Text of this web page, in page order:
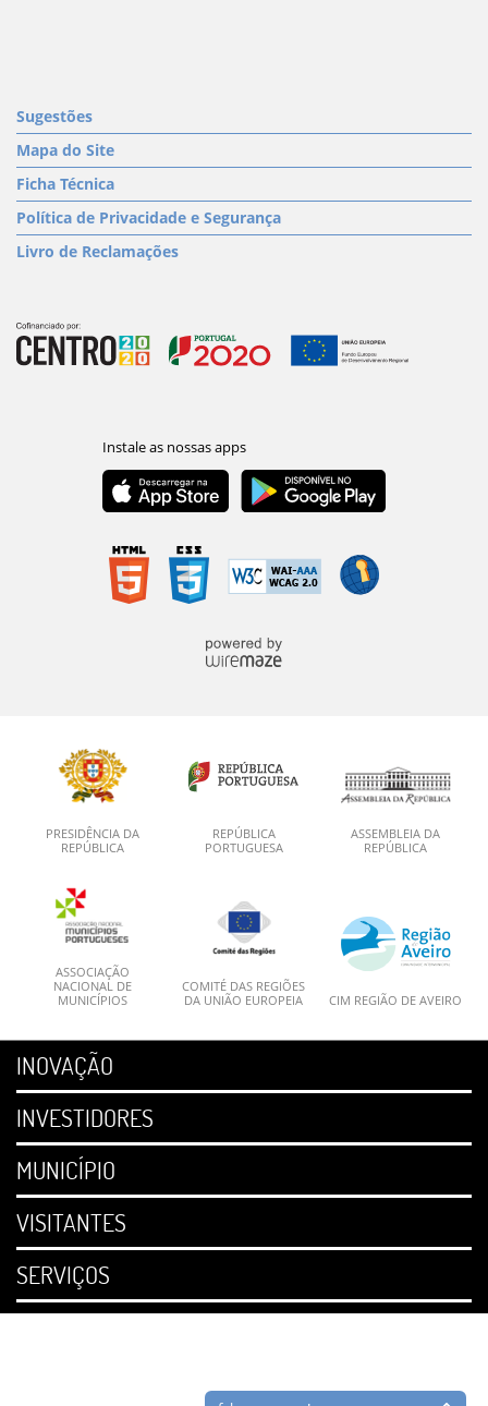
Sugestões
Mapa do Site
Ficha Técnica
Política de Privacidade e Segurança
Livro de Reclamações
PRESIDÊNCIA DA
REPÚBLICA
REPÚBLICA
PORTUGUESA
ASSEMBLEIA DA
REPÚBLICA
ASSOCIAÇÃO
NACIONAL DE
MUNICÍPIOS
COMITÉ DAS REGIÕES
DA UNIÃO EUROPEIA
CIM REGIÃO DE AVEIRO
INOVAÇÃO
INVESTIDORES
MUNICÍPIO
VISITANTES
SERVIÇOS